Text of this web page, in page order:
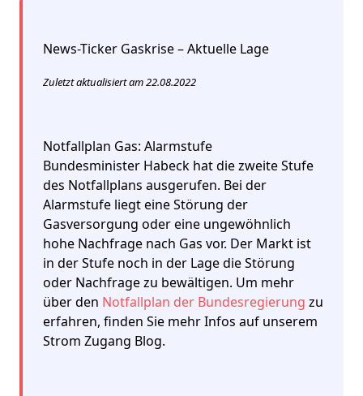
News-Ticker Gaskrise – Aktuelle Lage
Zuletzt aktualisiert am 22.08.2022
Notfallplan Gas: Alarmstufe
Bundesminister Habeck hat die zweite Stufe
des Notfallplans ausgerufen. Bei der
Alarmstufe liegt eine Störung der
Gasversorgung oder eine ungewöhnlich
hohe Nachfrage nach Gas vor. Der Markt ist
in der Stufe noch in der Lage die Störung
oder Nachfrage zu bewältigen. Um mehr
über den Notfallplan der Bundesregierung zu
erfahren, finden Sie mehr Infos auf unserem
Strom Zugang Blog.